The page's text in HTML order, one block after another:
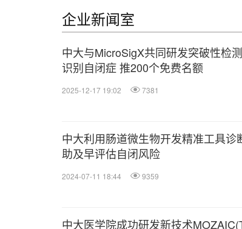
企业新闻室
中大与MicroSigX共同研发突破性检
识别自闭症 推200个免费名额
2025-12-17 19:02 7381
中大利用肠道微生物开发精准工具诊
助及早评估自闭风险
2024-07-11 18:44 9359
中大医学院成功研发新技术